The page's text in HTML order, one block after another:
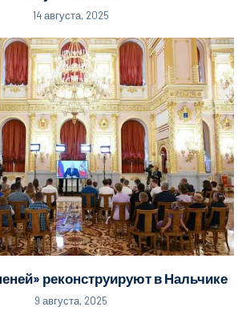
14 августа, 2025
реконструируют в Нальчике
9 августа, 2025